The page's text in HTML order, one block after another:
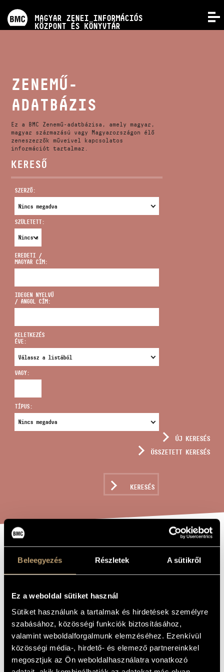
Beleegyezés Részletek A sütikről
Ez a weboldal sütiket használ
Sütiket használunk a tartalmak és hirdetések személyre
szabásához, közösségi funkciók biztosításához,
valamint weboldalforgalmunk elemzéséhez. Ezenkívül
közösségi média-, hirdető- és elemező partnereinkkel
megosztjuk az Ön weboldalhasználatra vonatkozó
MAGYAR ZENEI INFORMÁCIÓS
KÖZPONT ÉS KÖNYVTÁR
KÉPZÉSEK
KIADVÁNYOK
RÓLUNK
VIDEÓ GALÉRIA
CÍM
infokozpont@bmc.hu
TELEFON
NYITVA TARTÁS
ZENEMŰ-
ADATBÁZIS
Ez a BMC Zenemű-adatbázisa, amely magyar,
magyar származású vagy Magyarországon élő
zeneszerzők műveivel kapcsolatos
információt tartalmaz.
KERESŐ
SZERZŐ:
SZÜLETETT:
EREDETI /
MAGYAR CÍM:
IDEGEN NYELVŰ
/ ANGOL CÍM:
KELETKEZÉS
ÉVE:
VAGY:
TÍPUS:
ÚJ KERESÉS
ÖSSZETETT KERESÉS
KERESÉS
RÉGI MAGYAR
UDVARI ZENE,
OP. 115
ZENESZERZŐ Takács Jenő
EREDETI /
Régi magyar udvari zene, Op. 115
IDEGEN
NYELVŰ /
Altungarische Hofballmusik, Op. 115 / Old Hungarian Court
Ball Music, Op. 115